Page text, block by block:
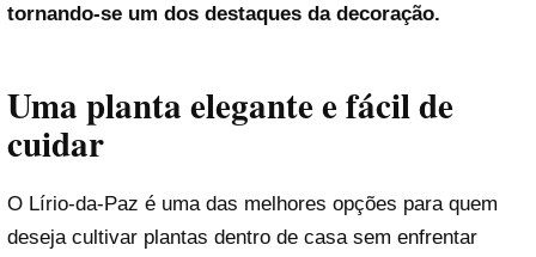
tornando-se um dos destaques da decoração.
Uma planta elegante e fácil de
cuidar
O Lírio-da-Paz é uma das melhores opções para quem
deseja cultivar plantas dentro de casa sem enfrentar